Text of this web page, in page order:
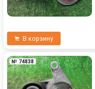
В корзину
№ 74838